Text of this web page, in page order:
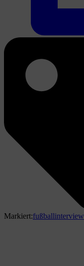
Markiert:fußballinterview